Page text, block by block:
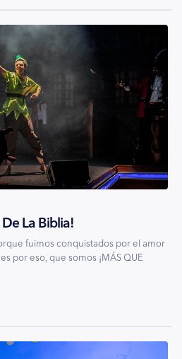
La Biblia!
fuimos conquistados por el amor
por eso, que somos ¡MÁS QUE